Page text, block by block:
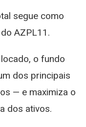
segue como
AZPL11.
o fundo
dos principais
— e maximiza o
dos ativos.